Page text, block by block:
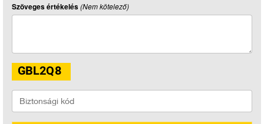
Szöveges értékelés(Nem kötelező)